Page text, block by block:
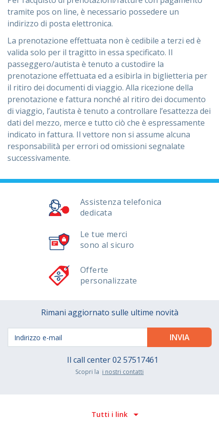
tramite pos on line, è necessario possedere un
indirizzo di posta elettronica.
La prenotazione effettuata non è cedibile a terzi ed è
valida solo per il tragitto in essa specificato. Il
passeggero/autista è tenuto a custodire la
prenotazione effettuata ed a esibirla in biglietteria per
il ritiro dei documenti di viaggio. Alla ricezione della
prenotazione e fattura nonché al ritiro dei documento
di viaggio, l’autista è tenuto a controllare l’esattezza dei
dati del mezzo, merce e tutto ciò che è espressamente
indicato in fattura. Il vettore non si assume alcuna
responsabilità per errori od omissioni segnalate
successivamente.
Assistenza telefonica
dedicata
Le tue merci
sono al sicuro
Offerte
personalizzate
Rimani aggiornato sulle ultime novità
Il call center02 57517461
Scopri la i nostri contatti
Tutti i link